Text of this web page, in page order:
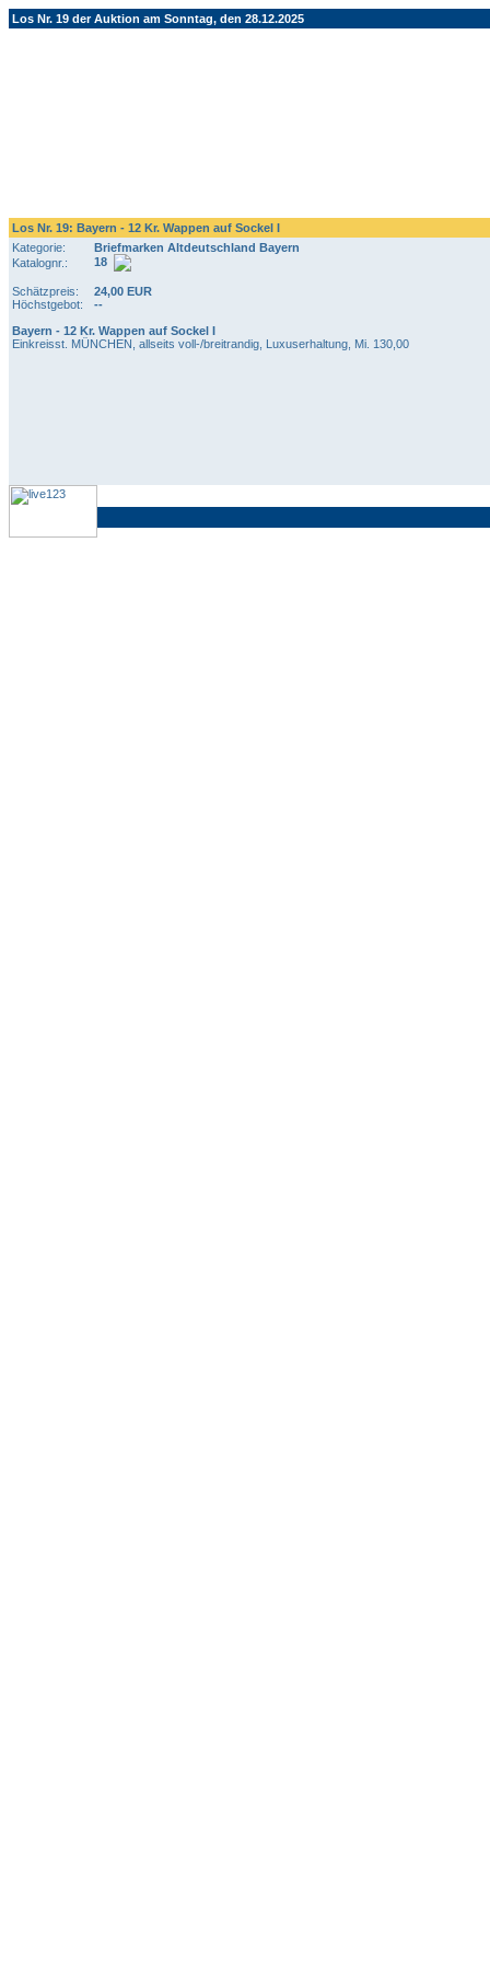
Los Nr. 19 der Auktion am Sonntag, den 28.12.2025
Los Nr. 19: Bayern - 12 Kr. Wappen auf Sockel I
Kategorie:
Briefmarken Altdeutschland Bayern
Katalognr.:
18
Schätzpreis:
24,00 EUR
Höchstgebot:
--
Bayern - 12 Kr. Wappen auf Sockel I
Einkreisst. MÜNCHEN, allseits voll-/breitrandig, Luxuserhaltung, Mi. 130,00